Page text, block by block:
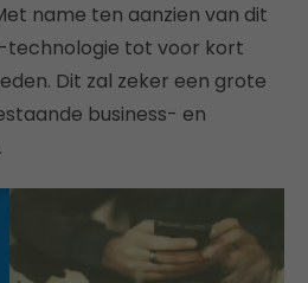
name ten aanzien van dit
tot voor kort
Dit zal zeker een grote
business- en